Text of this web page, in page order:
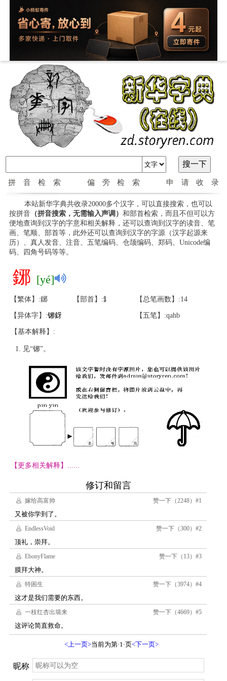
拼音检索 偏旁检索 申请收录
本站新华字典共收录20000多个汉字，可以直接搜索，也可以
按拼音（拼音搜索，无需输入声调） 和部首检索，而且不但可以方
便地查询到汉字的字意和相关解释，还可以查询到汉字的读音、笔
画、笔顺、部首等，此外还可以查询到汉字的字源（汉字起源来
历）、真人发音、注音、五笔编码、仓颉编码、郑码、Unicode编
码、四角号码等等。
鋣 [yé]
【繁体】:鋣 【部首】:釒 【总笔画数】:14
【异体字】:铘釾 【五笔】:qahb
【基本解释】:
见“铘”。
【更多相关解释】......